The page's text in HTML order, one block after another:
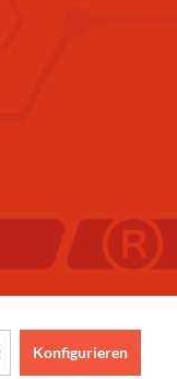
Konfigurieren